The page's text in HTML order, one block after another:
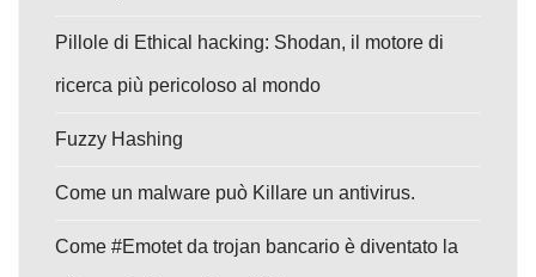
Pillole di Ethical hacking: Shodan, il motore di
ricerca più pericoloso al mondo
Fuzzy Hashing
Come un malware può Killare un antivirus.
Come #Emotet da trojan bancario è diventato la